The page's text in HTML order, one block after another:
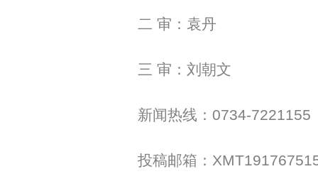
二 审：袁丹
三 审：刘朝文
新闻热线：0734-7221155
投稿邮箱：